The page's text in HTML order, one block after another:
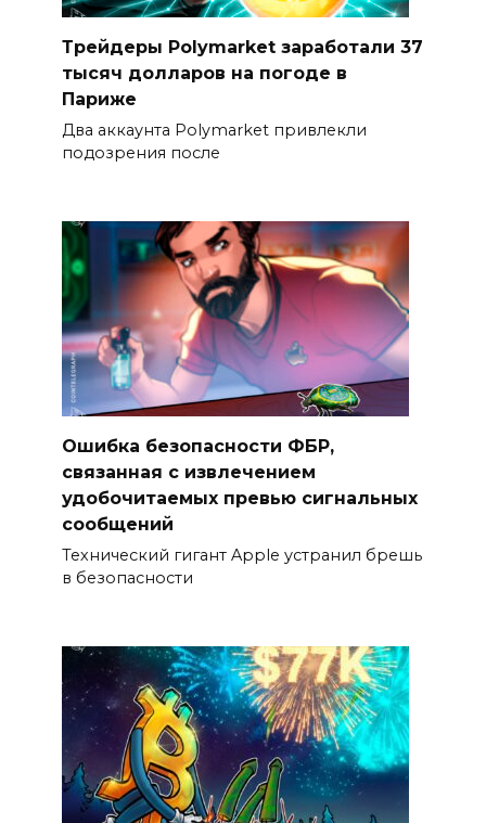
Трейдеры Polymarket заработали 37
тысяч долларов на погоде в
Париже
Два аккаунта Polymarket привлекли
подозрения после
Ошибка безопасности ФБР,
связанная с извлечением
удобочитаемых превью сигнальных
сообщений
Технический гигант Apple устранил брешь
в безопасности